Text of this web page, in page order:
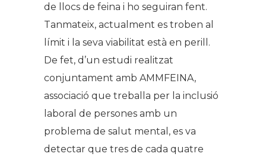
de llocs de feina i ho seguiran fent.
Tanmateix, actualment es troben al
límit i la seva viabilitat està en perill.
De fet, d’un estudi realitzat
conjuntament amb AMMFEINA,
associació que treballa per la inclusió
laboral de persones amb un
problema de salut mental, es va
detectar que tres de cada quatre